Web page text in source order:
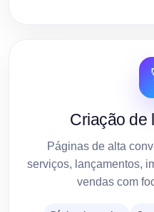
Criação de
Páginas de alta
serviços, lançamentos,
vendas com